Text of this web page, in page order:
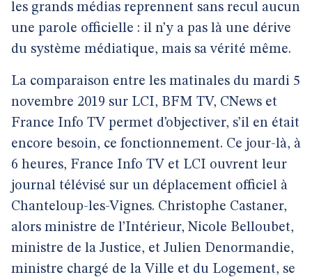
les grands médias reprennent sans recul aucun
une parole officielle : il n’y a pas là une dérive
du système médiatique, mais sa vérité même.
La comparaison entre les matinales du mardi 5
novembre 2019 sur LCI, BFM TV, CNews et
France Info TV permet d’objectiver, s’il en était
encore besoin, ce fonctionnement. Ce jour-là, à
6 heures, France Info TV et LCI ouvrent leur
journal télévisé sur un déplacement officiel à
Chanteloup-les-Vignes. Christophe Castaner,
alors ministre de l’Intérieur, Nicole Belloubet,
ministre de la Justice, et Julien Denormandie,
ministre chargé de la Ville et du Logement, se